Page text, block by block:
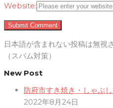
Website:
日本語が含まれない投稿は無視
（スパム対策）
New Post
防府市すき焼き・しゃぶ
2022年8月24日